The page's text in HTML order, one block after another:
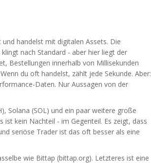
handelst mit digitalen Assets. Die
nach Standard - aber hier liegt der
Bestellungen innerhalb von Millisekunden
du oft handelst, zählt jede Sekunde. Aber:
Daten. Nur Aussagen von der
Solana (SOL) und ein paar weitere große
kein Nachteil - im Gegenteil. Es zeigt, dass
seriöse Trader ist das oft besser als eine
wie Bittap (bittap.org). Letzteres ist eine